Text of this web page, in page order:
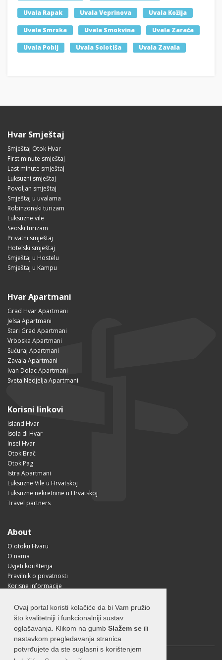
Ovaj portal koristi kolačiće da bi Vam pružio
što kvalitetniji i funkcionalniji sustav
oglašavanja. Klikom na gumb Slažem se ili
nastavkom pregledavanja stranica
potvrđujete da ste suglasni s korištenjem
Uvala Rapak Uvala Veprinova Uvala Kožija
Uvala Smrska Uvala Smokvina Uvala Zaraća
Uvala Pobij Uvala Solotiša Uvala Zavala
Hvar Smještaj
Smještaj Otok Hvar
First minute smještaj
Last minute smještaj
Luksuzni smještaj
Povoljan smještaj
Smještaj u uvalama
Robinzonski turizam
Luksuzne vile
Seoski turizam
Privatni smještaj
Hotelski smještaj
Smještaj u Hostelu
Smještaj u Kampu
Hvar Apartmani
Grad Hvar Apartmani
Jelsa Apartmani
Stari Grad Apartmani
Vrboska Apartmani
Sućuraj Apartmani
Zavala Apartmani
Ivan Dolac Apartmani
Sveta Nedjelja Apartmani
Korisni linkovi
Island Hvar
Isola di Hvar
Insel Hvar
Otok Brač
Otok Pag
Istra Apartmani
Luksuzne Vile u Hrvatskoj
Luksuzne nekretnine u Hrvatskoj
Travel partners
About
O otoku Hvaru
O nama
Uvjeti korištenja
Pravilnik o privatnosti
Korisne informacije
Free Mobile App
Visit Croatia